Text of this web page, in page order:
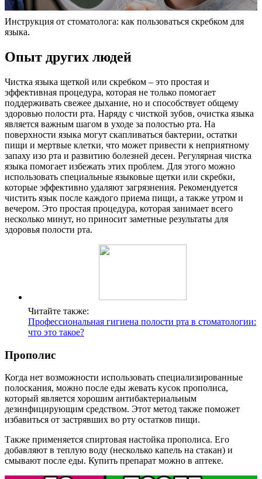
Инструкция от стоматолога: как пользоваться скребком для
языка.
Опыт других людей
Чистка языка щеткой или скребком – это простая и
эффективная процедура, которая не только помогает
поддерживать свежее дыхание, но и способствует общему
здоровью полости рта. Наряду с чисткой зубов, очистка языка
является важным шагом в уходе за полостью рта. На
поверхности языка могут скапливаться бактерии, остатки
пищи и мертвые клетки, что может привести к неприятному
запаху изо рта и развитию болезней десен. Регулярная чистка
языка помогает избежать этих проблем. Для этого можно
использовать специальные языковые щетки или скребки,
которые эффективно удаляют загрязнения. Рекомендуется
чистить язык после каждого приема пищи, а также утром и
вечером. Это простая процедура, которая занимает всего
несколько минут, но приносит заметные результаты для
здоровья полости рта.
Читайте также:
Профессиональная гигиена полости рта в стоматологии:
что это такое?
Прополис
Когда нет возможности использовать специализированные
полоскания, можно после еды жевать кусок прополиса,
который является хорошим антибактериальным
дезинфицирующим средством. Этот метод также поможет
избавиться от застрявших во рту остатков пищи.
Также применяется спиртовая настойка прополиса. Его
добавляют в теплую воду (несколько капель на стакан) и
смывают после еды. Купить препарат можно в аптеке.